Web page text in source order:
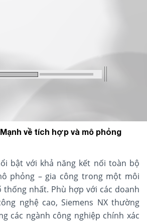
Mạnh về tích hợp và mô phỏng
bật với khả năng kết nối toàn bộ
phỏng – gia công trong một môi
nhất. Phù hợp với các doanh
nghệ cao, Siemens NX thường
các ngành công nghiệp chính xác